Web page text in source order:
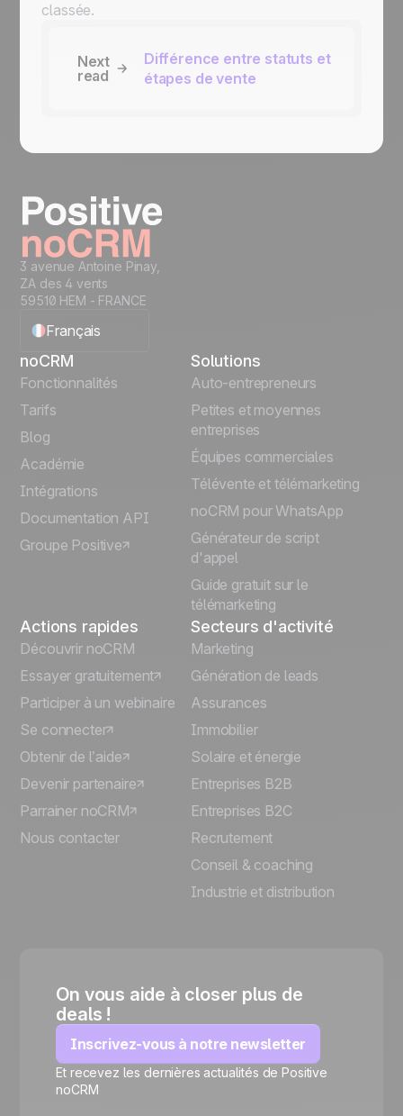
classée.
Next
read
Différence entre statuts et
étapes de vente
3 avenue Antoine Pinay,
ZA des 4 vents
59510 HEM - FRANCE
Français
English
Português
Italiano
Deutsch
noCRM
Fonctionnalités
Tarifs
Blog
Académie
Intégrations
Documentation API
Groupe Positive
Solutions
Auto-entrepreneurs
Petites et moyennes
entreprises
Équipes commerciales
Télévente et télémarketing
noCRM pour WhatsApp
Générateur de script
d'appel
Guide gratuit sur le
télémarketing
Actions rapides
Découvrir noCRM
Essayer gratuitement
Participer à un webinaire
Se connecter
Obtenir de l’aide
Devenir partenaire
Parrainer noCRM
Nous contacter
Secteurs d'activité
Marketing
Génération de leads
Assurances
Immobilier
Solaire et énergie
Entreprises B2B
Entreprises B2C
Recrutement
Conseil & coaching
Industrie et distribution
On vous aide à closer plus de
deals !
Inscrivez-vous à notre newsletter
Et recevez les dernières actualités de Positive
noCRM